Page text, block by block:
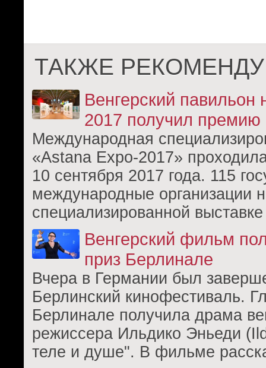
ТАКЖЕ
Венгерский павильон
2017 получил премию
Международная
«Astana Expo-2017»
10 сентября 2017 года. 115
международные организации
специализированной выставке
Венгерский фильм
приз Берлинале
Вчера в Германии был
Берлинский кинофестиваль.
Берлинале получила драма
режиссера Ильдико Эньеди
теле и душе". В фильме